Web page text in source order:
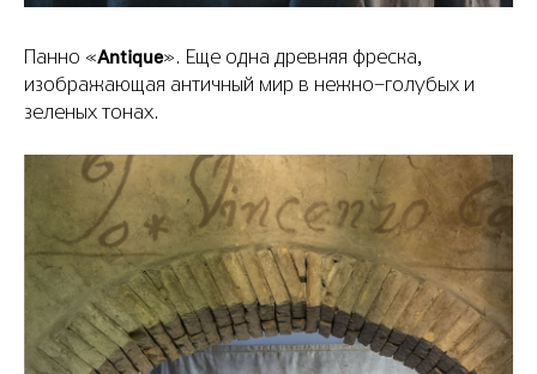
Панно «Antique». Еще одна древняя фреска,
изображающая античный мир в нежно-голубых и
зеленых тонах.